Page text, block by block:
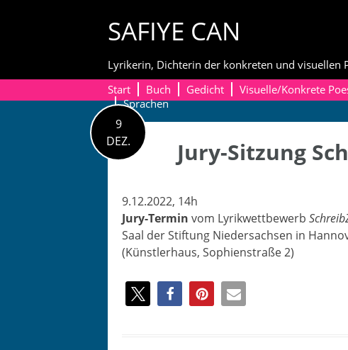
SAFIYE CAN
Lyrikerin, Dichterin der konkreten und visuellen
Start
Buch Gedicht Visuelle/Konkrete
Sprachen
9
DEZ.
Jury-Sitzung
9.12.2022, 14h
Jury-Ter­min vom Lyrik­wet­tbe­werb
Saal der Stiftung Nieder­sach­sen in
(Kün­stler­haus, Sophien­straße 2)